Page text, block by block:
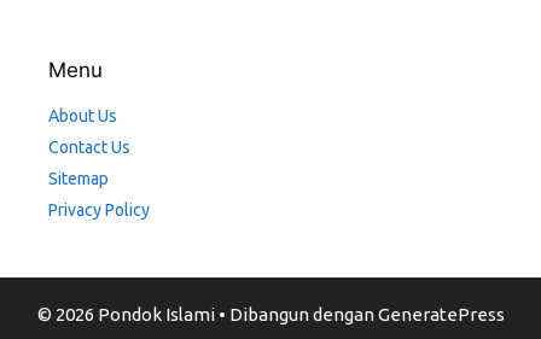
Menu
About Us
Contact Us
Sitemap
Privacy Policy
© 2026 Pondok Islami• Dibangun denganGeneratePress